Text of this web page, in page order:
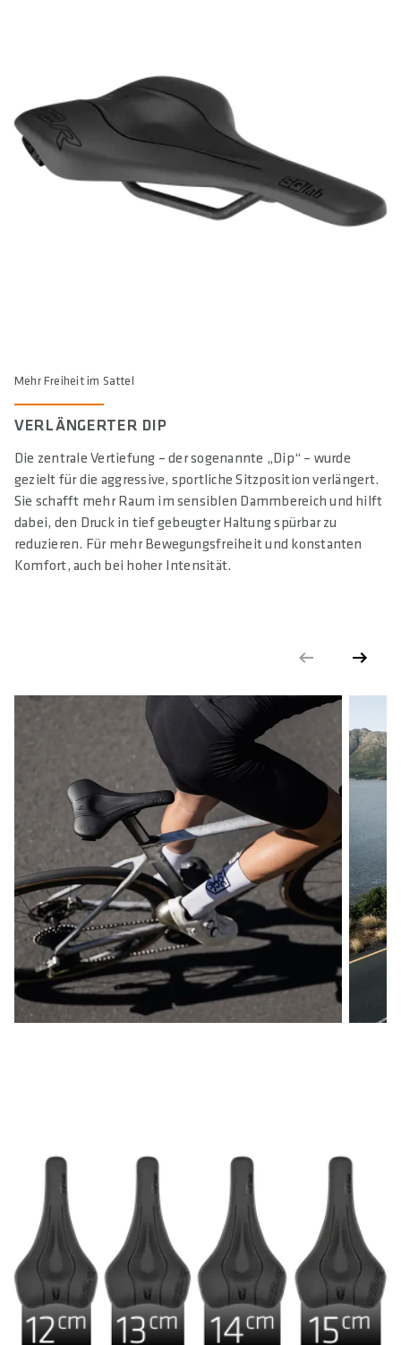
Mehr Freiheit im Sattel
VERLÄNGERTER DIP
Die zentrale Vertiefung – der sogenannte „Dip“ – wurde
gezielt für die aggressive, sportliche Sitzposition verlängert.
Sie schafft mehr Raum im sensiblen Dammbereich und hilft
dabei, den Druck in tief gebeugter Haltung spürbar zu
reduzieren. Für mehr Bewegungsfreiheit und konstanten
Komfort, auch bei hoher Intensität.